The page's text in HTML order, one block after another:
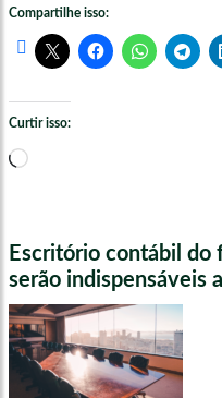
Compartilhe isso:
Curtir isso:
Carregando...
Escritório contábil do
serão indispensáveis